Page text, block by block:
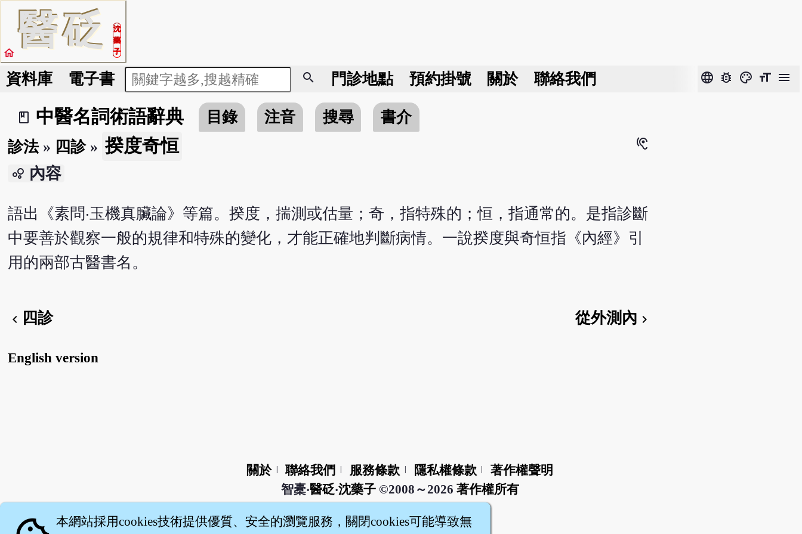
醫砭
沈
藥
子
home
資料庫 電子書 search 門診地點 預約掛號 關於 聯絡我們 language bug_report color_lens format_size menu
book_2
中醫名詞術語辭典 目錄 注音 搜尋
書介
診法» 四診» 揆度奇恒 hearing
bubble_chart 內容
語出《素問‧玉機真臟論》等篇。揆度，揣測或估量；奇，指特殊的；恒，指通常的。是指診斷
中要善於觀察一般的規律和特殊的變化，才能正確地判斷病情。一說揆度與奇恒指《內經》引
用的兩部古醫書名。
chevron_left 四診 從外測內 chevron_right
English version
關於 聯絡我們 服務條款 隱私權條款
著作權聲明
智橐‧醫砭‧沈藥子©2008～2026 著作權所有
本網站採用cookies技術提供優質、安全的瀏覽服務，關閉cookies可能導致無